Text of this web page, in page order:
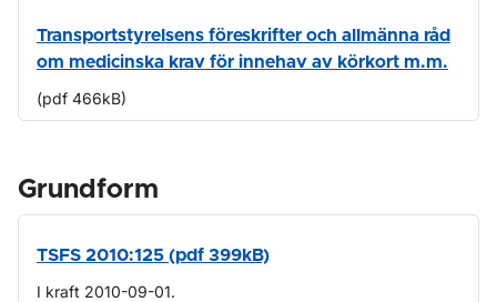
Transportstyrelsens föreskrifter och allmänna råd
om medicinska krav för innehav av körkort m.m.
(pdf 466kB)
Grundform
TSFS 2010:125 (pdf 399kB)
I kraft 2010-09-01.